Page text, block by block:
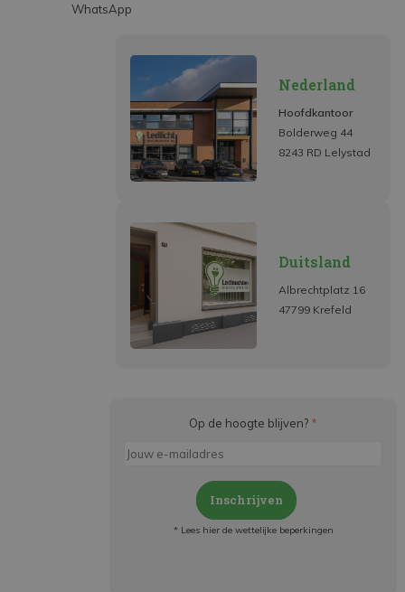
WhatsApp
Nederland
Hoofdkantoor
Bolderweg 44
8243 RD Lelystad
Duitsland
Albrechtplatz 16
47799 Krefeld
Op de hoogte blijven? *
Inschrijven
* Lees hier de wettelijke beperkingen